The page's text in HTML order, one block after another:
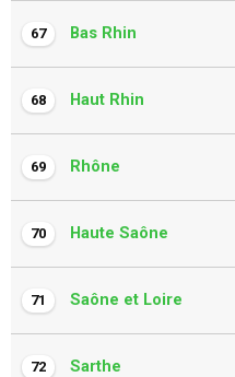
67 Bas Rhin
68 Haut Rhin
69 Rhône
70 Haute Saône
71 Saône et Loire
72 Sarthe